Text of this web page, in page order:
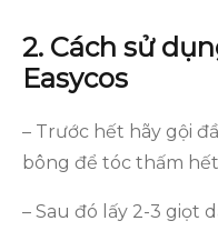
2. Cách sử
Easycos
– Trước hết hãy gội
bông để tóc thấm
– Sau đó lấy 2-3 giọt